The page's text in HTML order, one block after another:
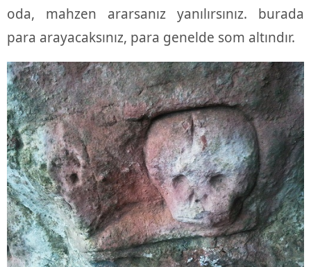
oda, mahzen ararsanız yanılırsınız. burada
para arayacaksınız, para genelde som altındır.